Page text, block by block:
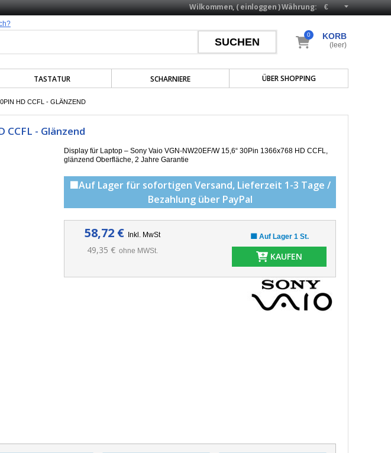
Währung:
Wilkommen, (einloggen)
TASTATUR SCHARNIERE ÜBER SHOPPING
KORB
0
(leer)
HD CCFL - GLÄNZEND
CCFL - Glänzend
Display für Laptop – Sony Vaio VGN-NW20EF/W 15,6“ 30Pin 1366x768 HD CCFL,
g länzend Oberfläche, 2 Jahre Garantie
🟩Auf Lager für sofortigen Versand, Lieferzeit 1-3 Tage /
Bezahlung über PayPal
58,72 € Inkl. MwSt
49,35 € ohne MWSt.
🟩 Auf Lager 1 St.
KAUFEN